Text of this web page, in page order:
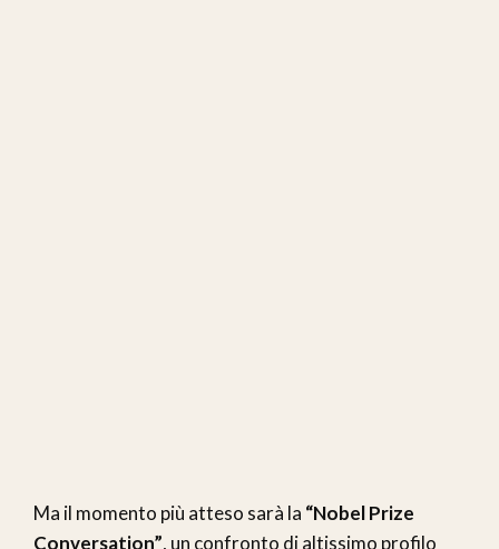
Ma il momento più atteso sarà la “Nobel Prize
Conversation”, un confronto di altissimo profilo